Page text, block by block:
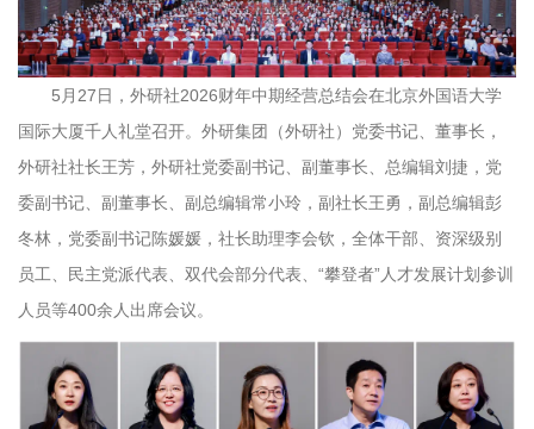
5月27日，外研社2026财年中期经营总结会在北京外国语大学
国际大厦千人礼堂召开。外研集团（外研社）党委书记、董事长，
外研社社长王芳，外研社党委副书记、副董事长、总编辑刘捷，党
委副书记、副董事长、副总编辑常小玲，副社长王勇，副总编辑彭
冬林，党委副书记陈媛媛，社长助理李会钦，全体干部、资深级别
员工、民主党派代表、双代会部分代表、“攀登者”人才发展计划参训
人员等400余人出席会议。